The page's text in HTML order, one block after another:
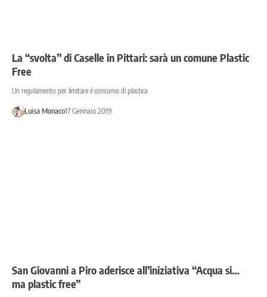
La “svolta” di Caselle in Pittari: sarà un comune Plastic
Free
Un regolamento per limitare il consumo di plastica
Luisa Monaco17 Gennaio 2019
San Giovanni a Piro aderisce all’iniziativa “Acqua si…
ma plastic free”